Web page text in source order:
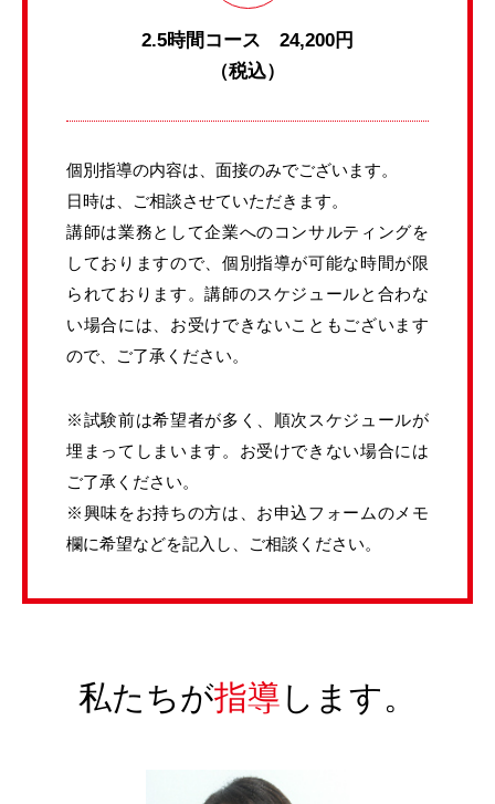
2.5時間コース 24,200円
（税込）
個別指導の内容は、面接のみでございます。
日時は、ご相談させていただきます。
講師は業務として企業へのコンサルティングを
しておりますので、個別指導が可能な時間が限
られております。講師のスケジュールと合わな
い場合には、お受けできないこともございます
ので、ご了承ください。
※試験前は希望者が多く、順次スケジュールが
埋まってしまいます。お受けできない場合には
ご了承ください。
※興味をお持ちの方は、お申込フォームのメモ
欄に希望などを記入し、ご相談ください。
私たちが指導 します。